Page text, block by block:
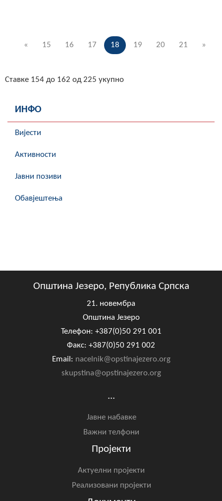
« 15 16 17 18 19 20 21 »
Ставке 154 до 162 од 225 укупно
ИНФО
Вијести
Активности
Јавни позиви
Обавјештења
Општина Језеро, Република Српска
21. новембра
Општина Језеро
Телефон: +387(0)50 291 001
Факс: +387(0)50 291 002
Email: nacelnik@opstinajezero.org
skupstina@opstinajezero.org
...
Јавне набавке
Важни телфони
Пројекти
Актуелни пројекти
Реализовани пројекти